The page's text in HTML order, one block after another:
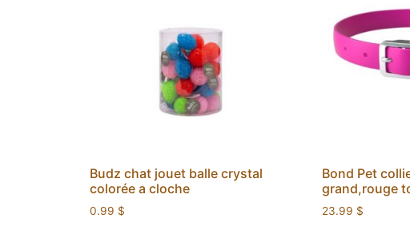
Budz chat jouet balle crystal
colorée a cloche
0.99 $
Bond Pet
grand,rouge
23.99 $